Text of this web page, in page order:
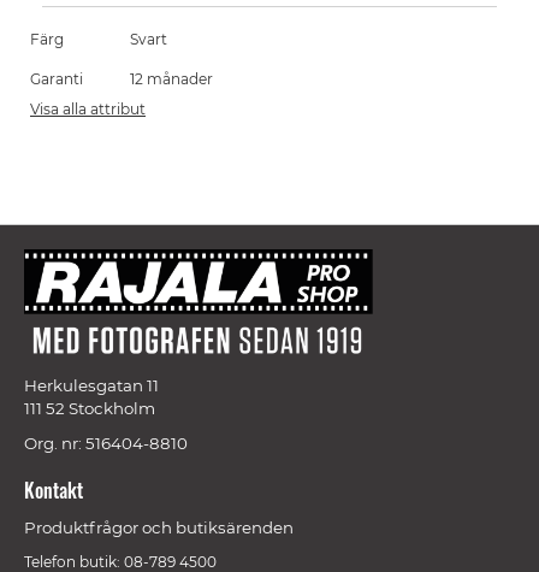
Färg Svart
Garanti
12 månader
Visa alla attribut
Herkulesgatan 11
111 52 Stockholm
Org. nr: 516404-8810
Kontakt
Produktfrågor och butiksärenden
Telefon butik: 08-789 4500